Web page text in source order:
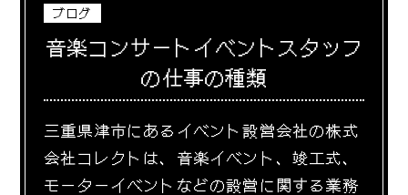
ブログ
音楽コンサートイベントスタッフ
の仕事の種類
三重県津市にあるイベント設営会社の株式
会社コレクトは、音楽イベント、竣工式、
モーターイベントなどの設営に関する業務